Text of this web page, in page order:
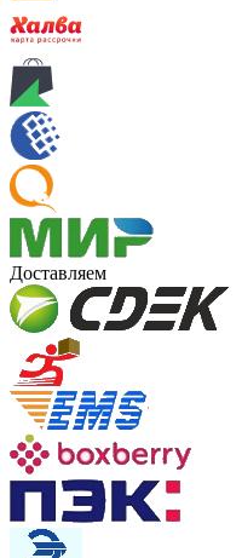
Доставляем